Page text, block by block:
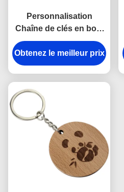
Personnalisation
Chaîne de clés en bois
haute durabilité Gravure
pour cadeaux
corporatifs gravés sur
Obtenez le meilleur prix